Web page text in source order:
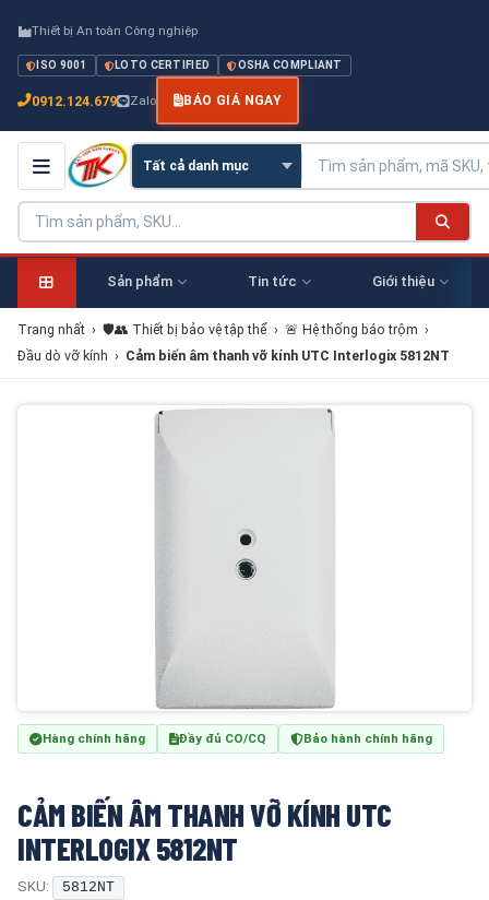
Thiết bị An toàn Công nghiệp
ISO 9001 LOTO CERTIFIED OSHA COMPLIANT
0912.124.679 Zalo BÁO GIÁ NGAY
Sản phẩm Tin tức Giới thiệu
Trang nhất › 🛡️👥 Thiết bị bảo vệ tập thể › 🚨 Hệ thống báo trộm ›
Đầu dò vỡ kính › Cảm biến âm thanh vỡ kính UTC Interlogix 5812NT
Hàng chính hãng Đầy đủ CO/CQ Bảo hành chính hãng
CẢM BIẾN ÂM THANH VỠ KÍNH UTC
INTERLOGIX 5812NT
SKU: 5812NT